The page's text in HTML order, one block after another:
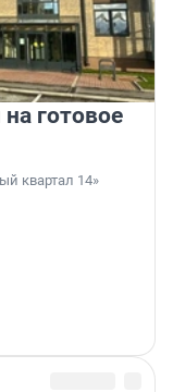
готовое
квартал 14»